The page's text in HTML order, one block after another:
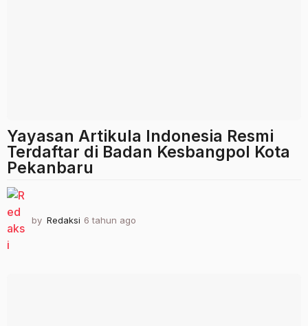
Yayasan Artikula Indonesia Resmi
Terdaftar di Badan Kesbangpol Kota
Pekanbaru
by Redaksi 6 tahun ago